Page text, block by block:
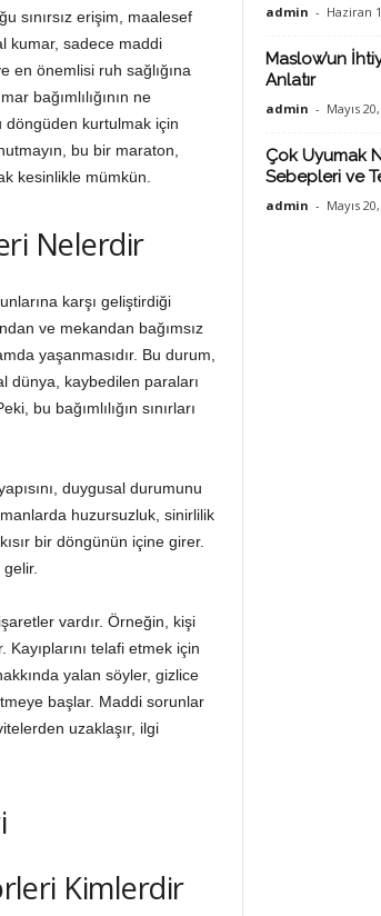
sınırsız erişim, maalesef
kumar, sadece maddi
en önemlisi ruh sağlığına
bağımlılığının ne
döngüden kurtulmak için
bu bir maraton,
kesinlikle mümkün.
Nelerdir
karşı geliştirdiği
ve mekandan bağımsız
yaşanmasıdır. Bu durum,
dünya, kaybedilen paraları
bu bağımlılığın sınırları
duygusal durumunu
huzursuzluk, sinirlilik
bir döngünün içine girer.
vardır. Örneğin, kişi
telafi etmek için
yalan söyler, gizlice
başlar. Maddi sorunlar
uzaklaşır, ilgi
Kimlerdir
admin - Haziran
Maslow’un
Anlatır
admin - Mayıs
Çok Uyumak
Sebepleri ve
admin - Mayıs